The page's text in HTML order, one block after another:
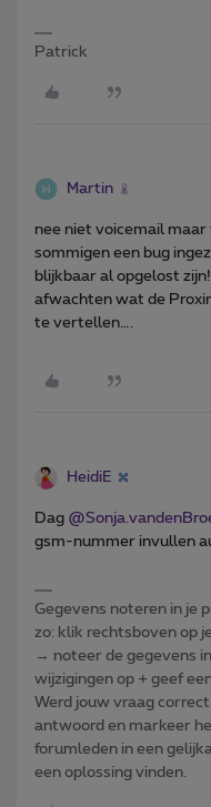
Patrick
Martin
nee niet voicemail
sommigen een bug
blijkbaar al opgelost
afwachten wat de
te vertellen….
HeidiE
Dag
gsm-nummer invullen
Gegevens noteren in je
zo: klik rechtsboven op
→ noteer de gegevens
wijzigingen op + geef
Werd jouw vraag correct
antwoord en markeer
forumleden in een
een oplossing vinden.